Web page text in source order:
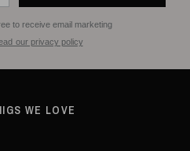
to receive email marketing
our privacy policy
WE LOVE